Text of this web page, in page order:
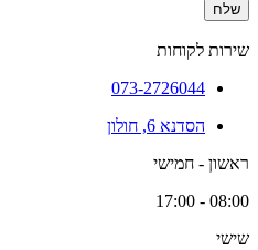
שלח
שירות לקוחות
073-2726044
הסדנא 6, חולון
ראשון - חמישי
08:00 - 17:00
שישי